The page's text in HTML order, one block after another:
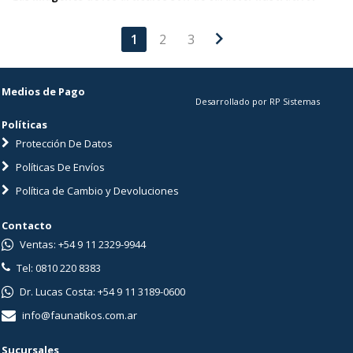
1 2 3 chevron_right
Medios de Pago
Políticas
Protección De Datos
Políticas De Envíos
Política de Cambio y Devoluciones
Desarrollado por RP Sistemas
Contacto
Ventas: +54 9 11 2329-9944
Tel: 0810 220 8383
Dr. Lucas Costa: +54 9 11 3189-0600
info@faunatikos.com.ar
Sucursales